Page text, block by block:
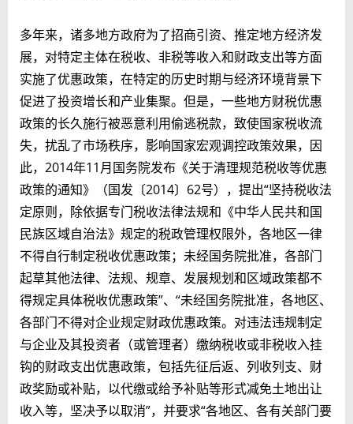
多年来，诸多地方政府为了招商引资、推定地方经济发
展，对特定主体在税收、非税等收入和财政支出等方面
实施了优惠政策，在特定的历史时期与经济环境背景下
促进了投资增长和产业集聚。但是，一些地方财税优惠
政策的长久施行被恶意利用偷逃税款，致使国家税收流
失，扰乱了市场秩序，影响国家宏观调控政策效果，因
此，2014年11月国务院发布《关于清理规范税收等优惠
政策的通知》（国发〔2014〕62号），提出“坚持税收法
定原则，除依据专门税收法律法规和《中华人民共和国
民族区域自治法》规定的税政管理权限外，各地区一律
不得自行制定税收优惠政策；未经国务院批准，各部门
起草其他法律、法规、规章、发展规划和区域政策都不
得规定具体税收优惠政策”、“未经国务院批准，各地区、
各部门不得对企业规定财政优惠政策。对违法违规制定
与企业及其投资者（或管理者）缴纳税收或非税收入挂
钩的财政支出优惠政策，包括先征后返、列收列支、财
政奖励或补贴，以代缴或给予补贴等形式减免土地出让
收入等，坚决予以取消”，并要求“各地区、各有关部门要